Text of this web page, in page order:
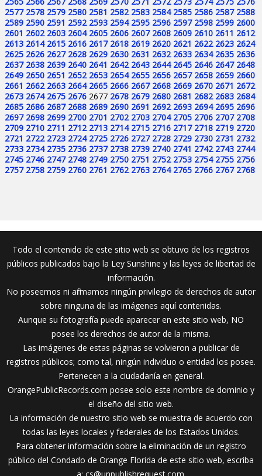
2577 2578 2579 2580 2581 2582 2583 2584 2585 2586 2587 2588
2589 2590 2591 2592 2593 2594 2595 2596 2597 2598 2599 2600
2601 2602 2603 2604 2605 2606 2607 2608 2609 2610 2611 2612
2613 2614 2615 2616 2617 2618 2619 2620 2621 2622 2623 2624
2625 2626 2627 2628 2629 2630 2631 2632 2633 2634 2635 2636
2637 2638 2639 2640 2641 2642 2643 2644 2645 2646 2647 2648
2649 2650 2651 2652 2653 2654 2655 2656 2657 2658 2659 2660
2661 2662 2663 2664 2665 2666 2667 2668 2669 2670 2671 2672
2673 2674 2675 2676 2677 2678 2679 2680 2681 2682 2683 2684
2685 2686 2687 2688 2689 2690 2691 2692 2693 2694 2695 2696
2697 2698 2699 2700 2701 2702 2703 2704 2705 2706 2707 2708
2709 2710 2711 2712 2713 2714 2715 2716 2717 2718 2719 2720
2721 2722 2723 2724 2725 2726 2727 2728 2729 2730 2731 2732
2733 2734 2735 2736 2737 2738 2739 2740 2741 2742 2743 2744
2745 2746 2747 2748 2749 2750 2751 2752 2753 2754 2755 2756
2757 2758 2759 2760 2761 2762 2763 2764 2765 2766 2767 2768
Todo el contenido de este sitio web se obtuvo de los registros
públicos publicados bajo la Ley Sunshine y las leyes de libertad de
información.
No poseemos ni afirmamos ningún privilegio de derechos de autor
sobre ninguna de las imágenes aquí contenidas.
Aunque su fotografía puede aparecer en este sitio web, NO
posee los derechos de autor de la misma.
Las imágenes de estas páginas se volvieron a publicar de
registros públicos; como tal, ningún individuo o entidad los posee.
Pertenecen a la ciudadanía en general.
OrangePublicRecords.com posee solo este nombre de dominio y
el diseño del sitio web.
La información de nuestro sitio web se muestra de acuerdo con
todas las leyes locales y federales de los Estados Unidos.
Para obtener información sobre la eliminación de un registro
público del Condado de Orange Florida de este sitio web, escriba